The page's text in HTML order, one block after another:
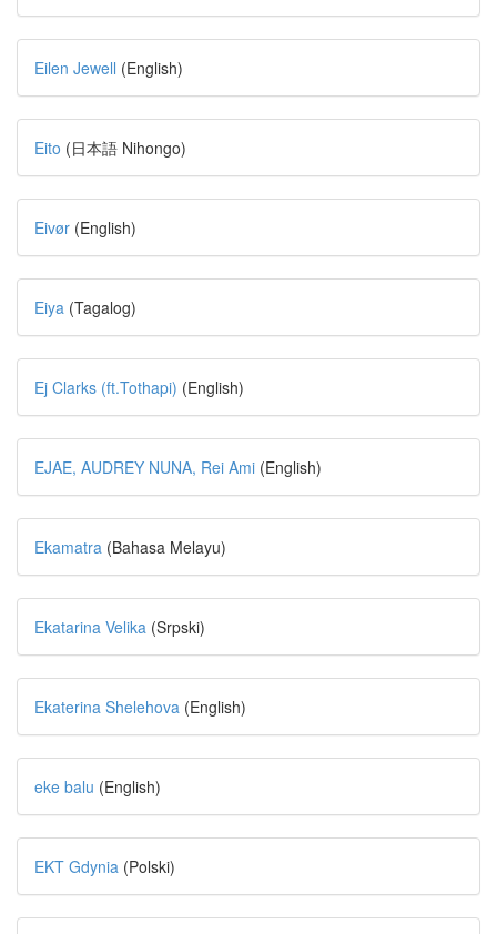
Eilen Jewell (English)
Eito (日本語 Nihongo)
Eivør (English)
Eiya (Tagalog)
Ej Clarks (ft.Tothapi) (English)
EJAE, AUDREY NUNA, Rei Ami (English)
Ekamatra (Bahasa Melayu)
Ekatarina Velika (Srpski)
Ekaterina Shelehova (English)
eke balu (English)
EKT Gdynia (Polski)